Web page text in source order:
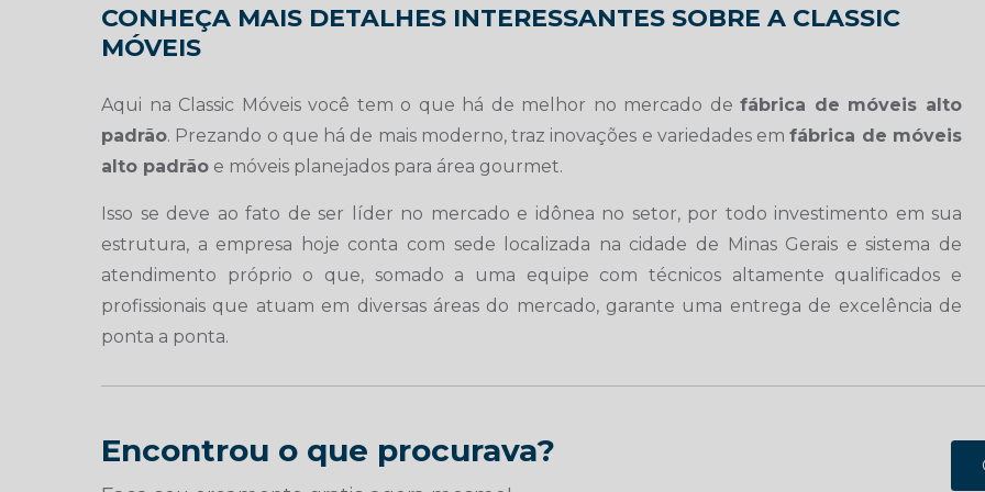
CONHEÇA MAIS DETALHES INTERESSANTES SOBRE A CLASSIC
MÓVEIS
Aqui na Classic Móveis você tem o que há de melhor no mercado defábrica de móveis alto
padrão. Prezando o que há de mais moderno, traz inovações e variedades emfábrica de móveis
alto padrão e móveis planejados para área gourmet.
Isso se deve ao fato de ser líder no mercado e idônea no setor, por todo investimento em sua
estrutura, a empresa hoje conta com sede localizada na cidade de Minas Gerais e sistema de
atendimento próprio o que, somado a uma equipe com técnicos altamente qualificados e
profissionais que atuam em diversas áreas do mercado, garante uma entrega de excelência de
ponta a ponta.
Encontrou o que procurava?